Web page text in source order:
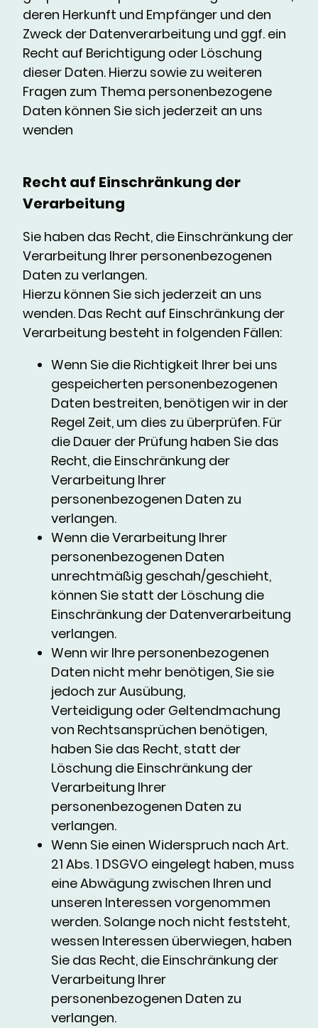
deren Herkunft und Empfänger und den
Zweck der Datenverarbeitung und ggf. ein
Recht auf Berichtigung oder Löschung
dieser Daten. Hierzu sowie zu weiteren
Fragen zum Thema personenbezogene
Daten können Sie sich jederzeit an uns
wenden
Recht auf Einschränkung der
Verarbeitung
Sie haben das Recht, die Einschränkung der
Verarbeitung Ihrer personenbezogenen
Daten zu verlangen.
Hierzu können Sie sich jederzeit an uns
wenden. Das Recht auf Einschränkung der
Verarbeitung besteht in folgenden Fällen:
Wenn Sie die Richtigkeit Ihrer bei uns
gespeicherten personenbezogenen
Daten bestreiten, benötigen wir in der
Regel Zeit, um dies zu überprüfen. Für
die Dauer der Prüfung haben Sie das
Recht, die Einschränkung der
Verarbeitung Ihrer
personenbezogenen Daten zu
verlangen.
Wenn die Verarbeitung Ihrer
personenbezogenen Daten
unrechtmäßig geschah/geschieht,
können Sie statt der Löschung die
Einschränkung der Datenverarbeitung
verlangen.
Wenn wir Ihre personenbezogenen
Daten nicht mehr benötigen, Sie sie
jedoch zur Ausübung,
Verteidigung oder Geltendmachung
von Rechtsansprüchen benötigen,
haben Sie das Recht, statt der
Löschung die Einschränkung der
Verarbeitung Ihrer
personenbezogenen Daten zu
verlangen.
Wenn Sie einen Widerspruch nach Art.
21 Abs. 1 DSGVO eingelegt haben, muss
eine Abwägung zwischen Ihren und
unseren Interessen vorgenommen
werden. Solange noch nicht feststeht,
wessen Interessen überwiegen, haben
Sie das Recht, die Einschränkung der
Verarbeitung Ihrer
personenbezogenen Daten zu
verlangen.